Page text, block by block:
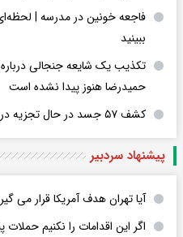
ببینید
تکذیب یک شایعه جنجالی
حمیدرضا هنوز پیدا نشده است
کشف ۵۷ جسد در حال تجزیه در مرکز کفن‌ودفن
پیشنهاد سردبیر
آیا تهران هدف آمریکا قرار می
اگر این اقدامات را نکنیم